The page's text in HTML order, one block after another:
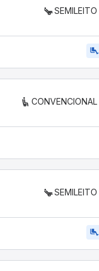
SEMILEITO
airline_seat_legroom_extra
CONVENCIONAL
SEMILEITO
airline_seat_legroom_extra